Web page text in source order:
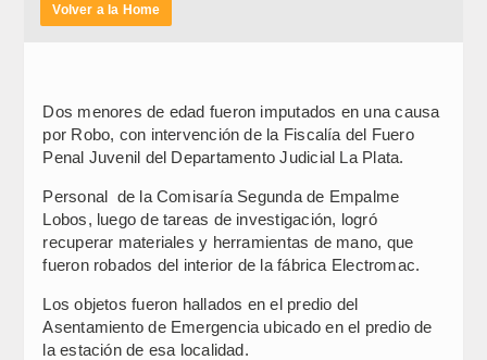
Volver a la Home
Dos menores de edad fueron imputados en una causa
por Robo, con intervención de la Fiscalía del Fuero
Penal Juvenil del Departamento Judicial La Plata.
Personal de la Comisaría Segunda de Empalme
Lobos, luego de tareas de investigación, logró
recuperar materiales y herramientas de mano, que
fueron robados del interior de la fábrica Electromac.
Los objetos fueron hallados en el predio del
Asentamiento de Emergencia ubicado en el predio de
la estación de esa localidad.